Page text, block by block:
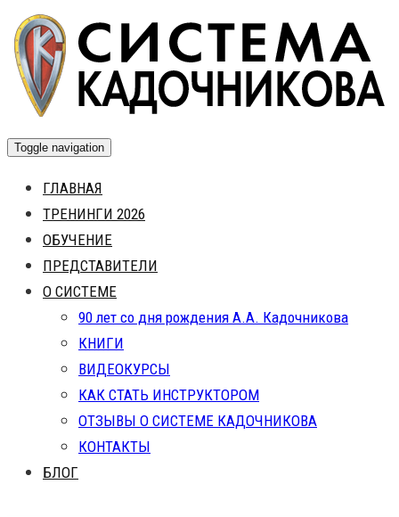
Skip
to
content
Toggle navigation
ГЛАВНАЯ
ТРЕНИНГИ 2026
ОБУЧЕНИЕ
ПРЕДСТАВИТЕЛИ
О СИСТЕМЕ
90 лет со дня рождения А.А. Кадочникова
КНИГИ
ВИДЕОКУРСЫ
КАК СТАТЬ ИНСТРУКТОРОМ
ОТЗЫВЫ О СИСТЕМЕ КАДОЧНИКОВА
КОНТАКТЫ
БЛОГ